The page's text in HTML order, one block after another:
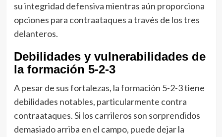
su integridad defensiva mientras aún proporciona
opciones para contraataques a través de los tres
delanteros.
Debilidades y vulnerabilidades de
la formación 5-2-3
A pesar de sus fortalezas, la formación 5-2-3 tiene
debilidades notables, particularmente contra
contraataques. Si los carrileros son sorprendidos
demasiado arriba en el campo, puede dejar la